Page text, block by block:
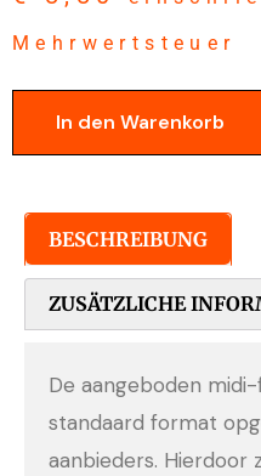
Mehrwertsteuer
In den Warenkorb
BESCHREIBUNG
ZUSÄTZLICHE
De aangeboden
standaard format
aanbieders. Hierdoor